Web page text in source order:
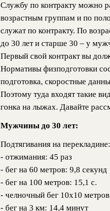
Службу по контракту можно
возрастным группам и по
служат по контракту. По
до 30 лет и старше 30 – у
Первый свой контракт вы
Нормативы физподготовки
подготовка, скоростные
Поэтому туда входят такие
гонка на лыжах. Давайте
Мужчины до 30 лет:
Подтягивания на
- отжимания: 45 раз
- бег на 60 метров: 9,8 секунд
- бег на 100 метров: 15,1 с.
- челночный бег 10х10
- бег на 3 км: 14,4 минут